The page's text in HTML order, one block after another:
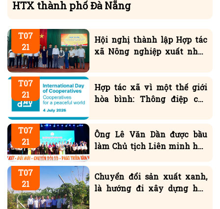
21
xã Nông nghiệp xuất nhập
khẩu 001 Ea Knuếc
T07
21
hòa bình: Thông điệp của
Tổng Giám đốc ILO
T07
21
làm Chủ tịch Liên minh hợp
tác xã tỉnh
T07
21
là hướng đi xây dựng hợp
tác xã bền vững